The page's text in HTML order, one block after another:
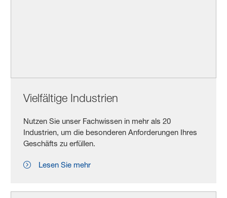
Vielfältige Industrien
Nutzen Sie unser Fachwissen in mehr als 20
Industrien, um die besonderen Anforderungen Ihres
Geschäfts zu erfüllen.
Lesen Sie mehr